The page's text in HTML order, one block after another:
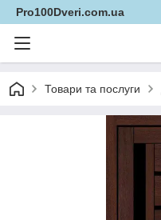
Pro100Dveri.com.ua
Товари та послуги